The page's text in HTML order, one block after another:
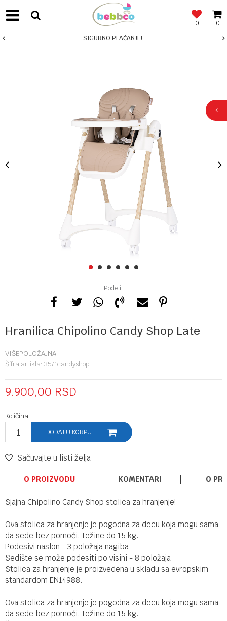
0
0
SIGURNO PLAĆANJE!
1 2 3 4 5 6
Podeli
Hranilica Chipolino Candy Shop Late
VIŠEPOLOŽAJNA
Šifra artikla: 3571candyshop
9.900,00 RSD
Količina:
DODAJ U KORPU
Sačuvajte u listi želja
O PROIZVODU KOMENTARI O
Sjajna Chipolino Candy Shop stolica za hranjenje!
Ova stolica za hranjenje je pogodna za decu koja mogu sama
da sede bez pomoći, težine do 15 kg.
Podesivi naslon - 3 položaja nagiba
Sedište se može podesiti po visini - 8 položaja
Stolica za hranjenje je proizvedena u skladu sa evropskim
standardom EN14988.
Ova stolica za hranjenje je pogodna za decu koja mogu sama
da sede bez pomoći, težine do 15 kg.